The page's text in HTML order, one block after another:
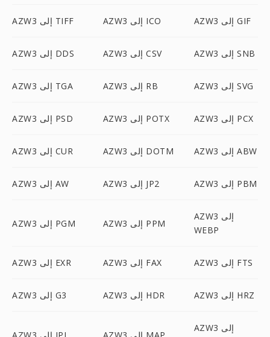
AZW3 إلى TIFF AZW3 إلى ICO AZW3 إلى GIF
AZW3 إلى DDS AZW3 إلى CSV AZW3 إلى SNB
AZW3 إلى TGA AZW3 إلى RB AZW3 إلى SVG
AZW3 إلى PSD AZW3 إلى POTX AZW3 إلى PCX
AZW3 إلى CUR AZW3 إلى DOTM AZW3 إلى ABW
AZW3 إلى AW AZW3 إلى JP2 AZW3 إلى PBM
AZW3 إلى PGM AZW3 إلى PPM
AZW3 إلى
WEBP
AZW3 إلى EXR AZW3 إلى FAX AZW3 إلى FTS
AZW3 إلى G3 AZW3 إلى HDR AZW3 إلى HRZ
AZW3 إلى IPL AZW3 إلى MAP
AZW3 إلى